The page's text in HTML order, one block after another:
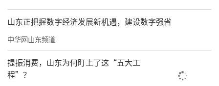
场开拓行动，深度参与“一带一路”科技创新
行动计划，深化对日韩、东盟、中亚、非洲等
地方经贸合作。制度建设方面，对接国际高标
准经贸规则，深入实施自由贸易试验区提升战
略，深化上合示范区综合改革等。
山东正把握数字经济发展新机遇，建设数字强省
中华网山东频道
提振消费，山东为何盯上了这“五大工
程”？